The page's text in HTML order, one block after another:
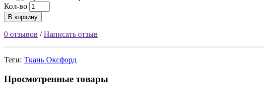
Кол-во
В корзину
0 отзывов /Написать отзыв
Теги: Ткань Оксфорд
Просмотренные товары